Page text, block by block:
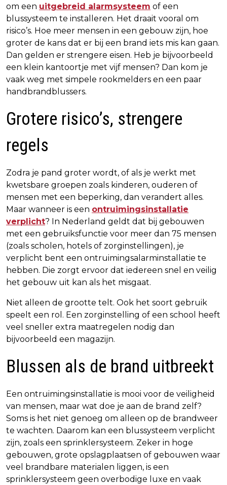
om een uitgebreid alarmsysteem of een
blussysteem te installeren. Het draait vooral om
risico’s. Hoe meer mensen in een gebouw zijn, hoe
groter de kans dat er bij een brand iets mis kan gaan.
Dan gelden er strengere eisen. Heb je bijvoorbeeld
een klein kantoortje met vijf mensen? Dan kom je
vaak weg met simpele rookmelders en een paar
handbrandblussers.
Grotere risico’s, strengere
regels
Zodra je pand groter wordt, of als je werkt met
kwetsbare groepen zoals kinderen, ouderen of
mensen met een beperking, dan verandert alles.
Maar wanneer is een ontruimingsinstallatie
verplicht? In Nederland geldt dat bij gebouwen
met een gebruiksfunctie voor meer dan 75 mensen
(zoals scholen, hotels of zorginstellingen), je
verplicht bent een ontruimingsalarminstallatie te
hebben. Die zorgt ervoor dat iedereen snel en veilig
het gebouw uit kan als het misgaat.
Niet alleen de grootte telt. Ook het soort gebruik
speelt een rol. Een zorginstelling of een school heeft
veel sneller extra maatregelen nodig dan
bijvoorbeeld een magazijn.
Blussen als de brand uitbreekt
Een ontruimingsinstallatie is mooi voor de veiligheid
van mensen, maar wat doe je aan de brand zelf?
Soms is het niet genoeg om alleen op de brandweer
te wachten. Daarom kan een blussysteem verplicht
zijn, zoals een sprinklersysteem. Zeker in hoge
gebouwen, grote opslagplaatsen of gebouwen waar
veel brandbare materialen liggen, is een
sprinklersysteem geen overbodige luxe en vaak